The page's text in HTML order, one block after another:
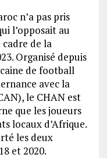
n’a pas pris
l’opposait au
de la
Organisé depuis
de football
avec la
le CHAN est
que les joueurs
locaux d’Afrique.
les deux
et 2020.